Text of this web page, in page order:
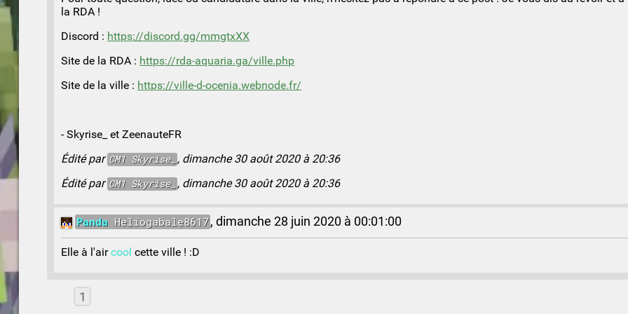
la RDA !
Discord : https://discord.gg/mmgtxXX
Site de la RDA : https://rda-aquaria.ga/ville.php
Site de la ville : https://ville-d-ocenia.webnode.fr/
- Skyrise_ et ZeenauteFR
Édité par CM1 Skyrise_ , dimanche 30 août 2020 à 20:36
Édité par CM1Skyrise_ , dimanche 30 août 2020 à 20:36
Panda Heliogabale8617,dimanche 28 juin 2020 à 00:01:00
Elle à l'aircoolcette ville ! :D
1